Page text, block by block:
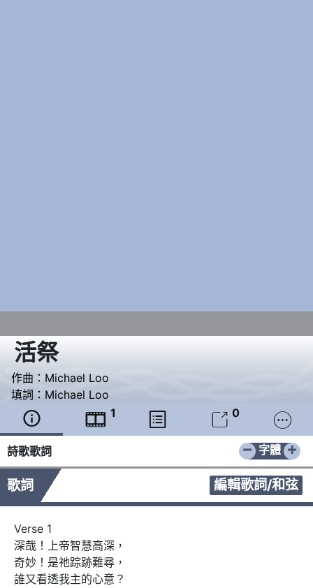
活祭
作曲： Michael Loo
填詞： Michael Loo
  1   0 
詩歌歌詞 − +
字體
歌詞 編輯歌詞/和弦
Verse 1
深哉！上帝智慧高深，
奇妙！是祂踪跡難尋，
誰又看透我主的心意？